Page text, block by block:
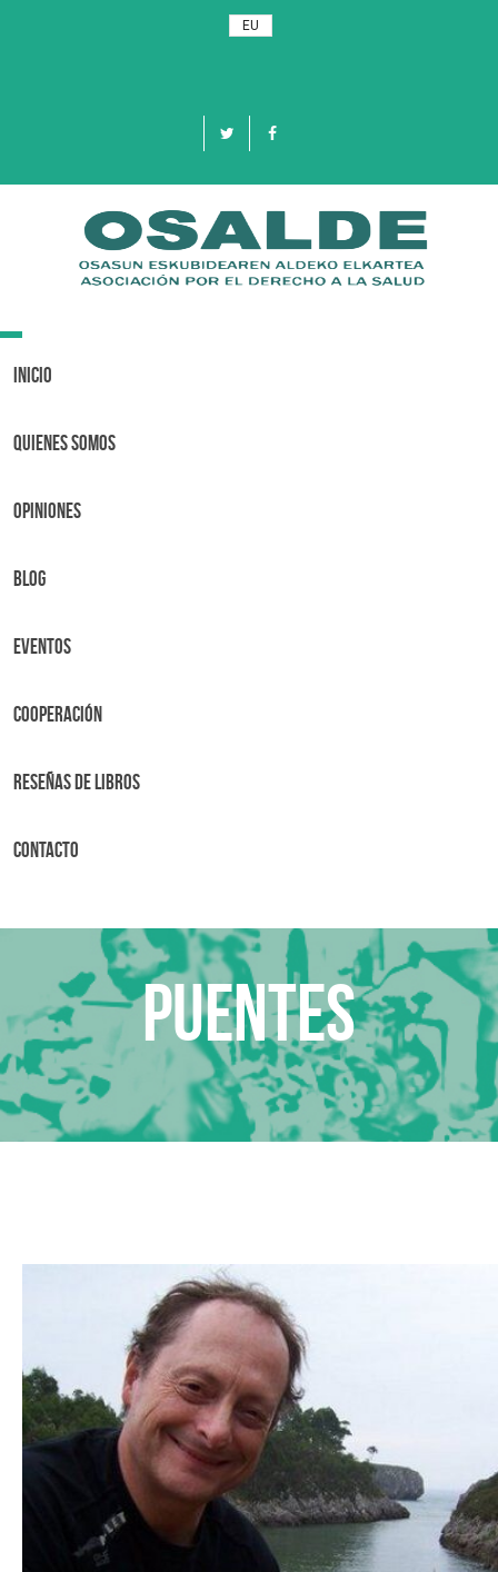
EU
Toggle
Inicio
Quienes Somos
OPINIONES
BLOG
Eventos
Cooperación
Reseñas de libros
Contacto
Puentes